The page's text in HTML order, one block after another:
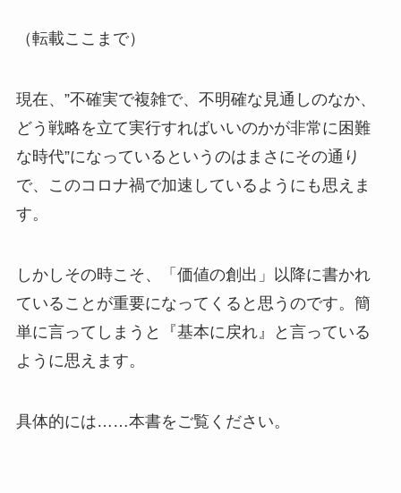
（転載ここまで）
現在、”不確実で複雑で、不明確な見通しのなか、
どう戦略を立て実行すればいいのかが非常に困難
な時代”になっているというのはまさにその通り
で、このコロナ禍で加速しているようにも思えま
す。
しかしその時こそ、「価値の創出」以降に書かれ
ていることが重要になってくると思うのです。簡
単に言ってしまうと『基本に戻れ』と言っている
ように思えます。
具体的には……本書をご覧ください。